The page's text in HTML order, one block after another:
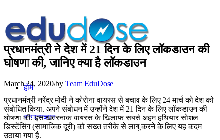
होम
सामान्यज्ञान
प्रधानमंत्री ने देश में 21 दिन के लिए लॉकडाउन की
घोषणा की, जानिए क्या है लॉकडाउन
March 24, 2020/by Team EduDose
प्रधानमंत्री नरेंद्र मोदी ने कोरोना वायरस से बचाव के लिए 24 मार्च को देश को
संबोधित किया. अपने संबोधन में उन्होंने देश में 21 दिन के लिए लॉकडाउन की
घोषणा की. इस खतरनाक वायरस के खिलाफ सबसे अहम हथियार सोशल
डिस्टेंसिंग (सामाजिक दूरी) को सख्त तरीके से लागू करने के लिए यह कदम
उठाया गया है.